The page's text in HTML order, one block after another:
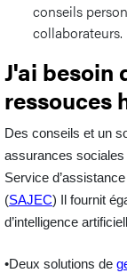
conseils
collaborateurs.
J'ai besoin
ressouces
Des conseils et un
assurances sociales
Service
(SAJEC) Il fournit
d’intelligence
•Deux solutions de